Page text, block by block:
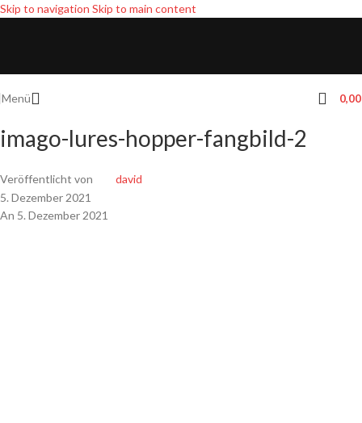
Skip to navigation Skip to main content
Menü
imago-lures-hopper-fangbild-2
Veröffentlicht von
david
5. Dezember 2021
An 5. Dezember 2021